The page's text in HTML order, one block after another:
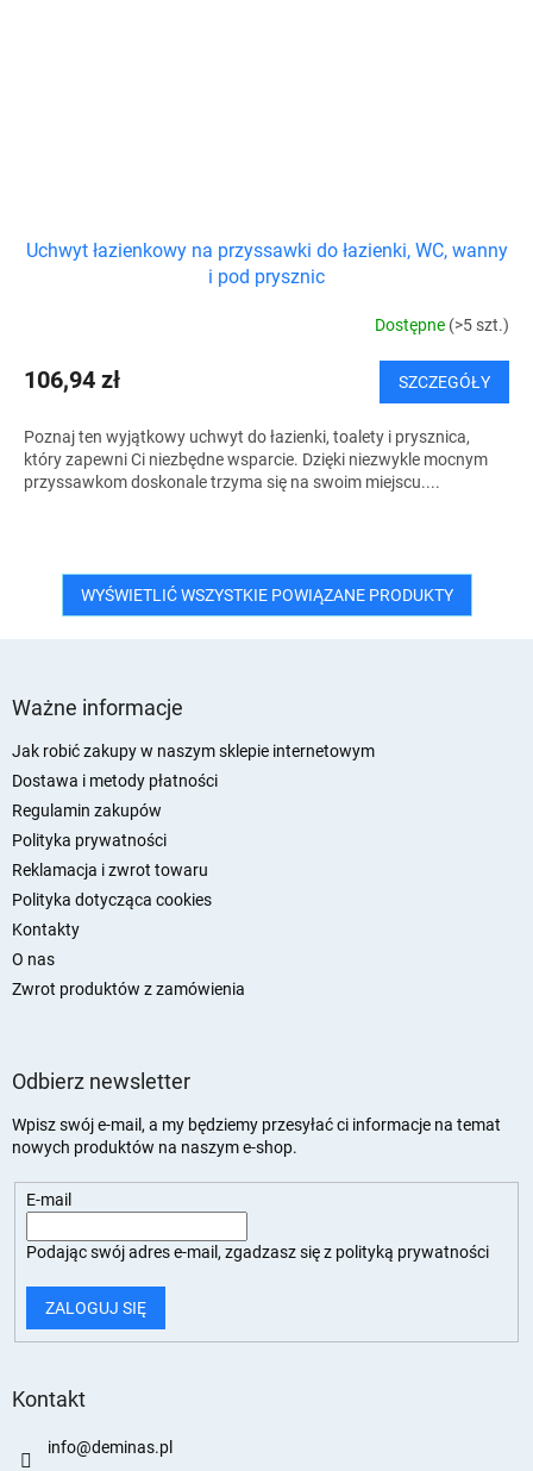
Uchwyt łazienkowy na przyssawki do łazienki, WC, wanny
i pod prysznic
Dostępne (>5 szt.)
106,94 zł SZCZEGÓŁY
Poznaj ten wyjątkowy uchwyt do łazienki, toalety i prysznica,
który zapewni Ci niezbędne wsparcie. Dzięki niezwykle mocnym
przyssawkom doskonale trzyma się na swoim miejscu....
WYŚWIETLIĆ WSZYSTKIE POWIĄZANE PRODUKTY
Ważne informacje
Jak robić zakupy w naszym sklepie internetowym
Dostawa i metody płatności
Regulamin zakupów
Polityka prywatności
Reklamacja i zwrot towaru
Polityka dotycząca cookies
Kontakty
O nas
Zwrot produktów z zamówienia
Odbierz newsletter
Wpisz swój e-mail, a my będziemy przesyłać ci informacje na temat
nowych produktów na naszym e-shop.
E-mail
Podając swój adres e-mail, zgadzasz się z polityką prywatności
ZALOGUJ SIĘ
Kontakt
info@deminas.pl